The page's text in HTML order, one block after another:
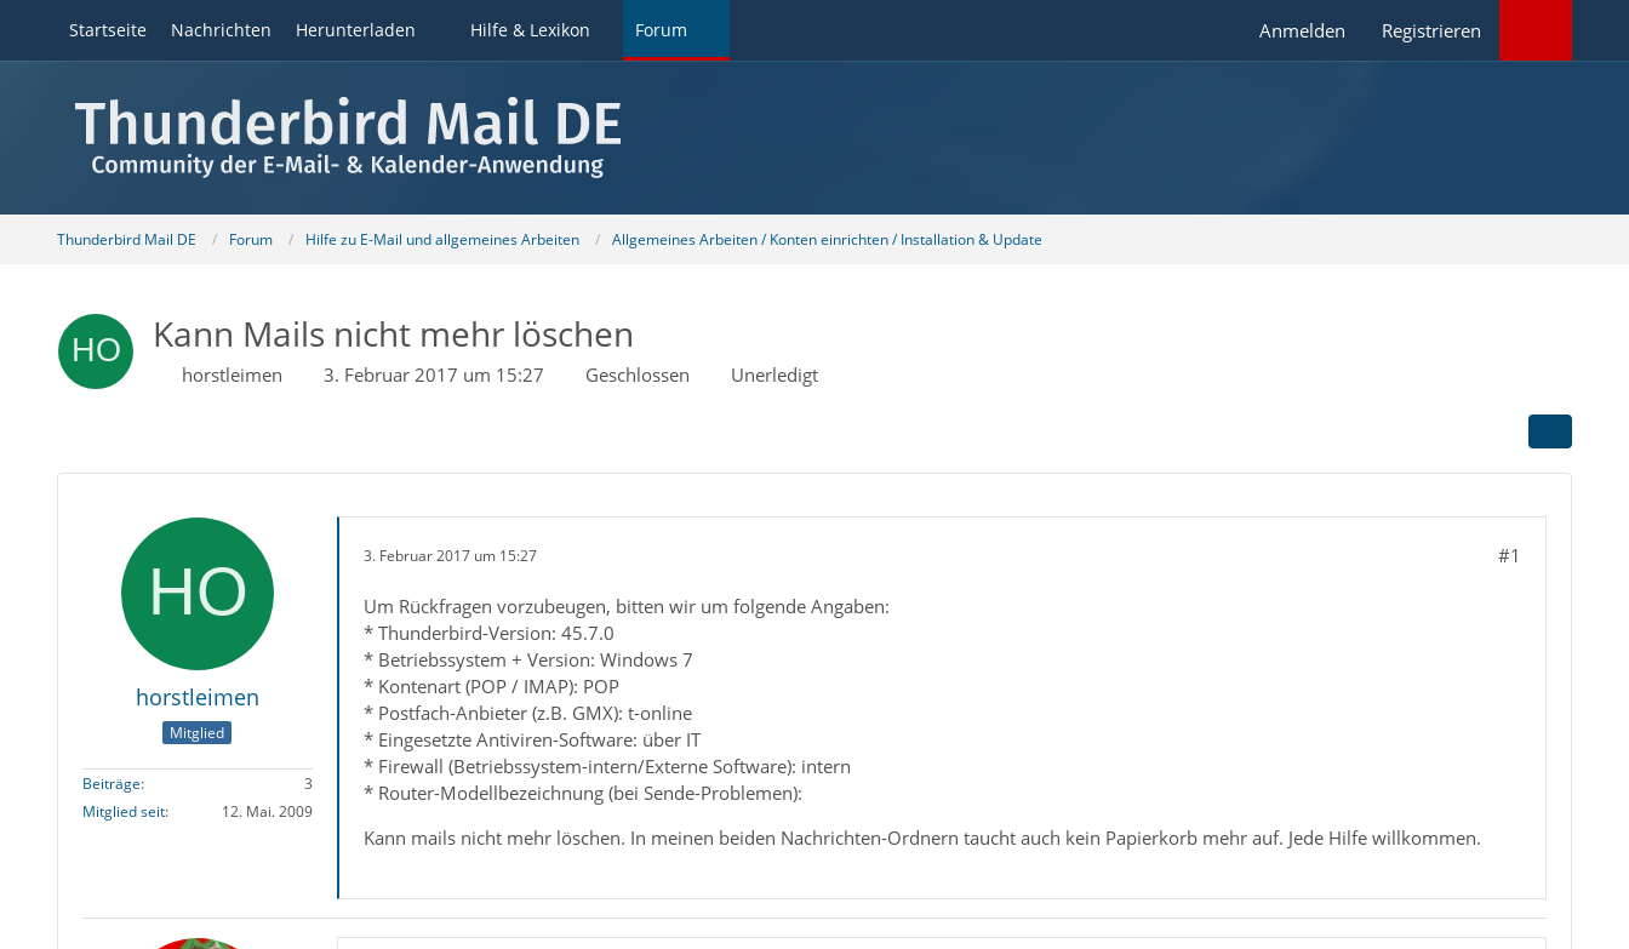
Startseite Nachrichten Herunterladen Hilfe & Lexikon Forum Anmelden Registrieren
Thunderbird Mail DE Forum Hilfe zu E-Mail und allgemeines Arbeiten Allgemeines Arbeiten / Konten einrichten / Installation & Update
Kann Mails nicht mehr löschen
horstleimen 3. Februar 2017 um 15:27 Geschlossen Unerledigt
horstleimen
Mitglied
Beiträge
3
Mitglied seit
12. Mai. 2009
3. Februar 2017 um 15:27 #1
Um Rückfragen vorzubeugen, bitten wir um folgende Angaben:
* Thunderbird-Version: 45.7.0
* Betriebssystem + Version: Windows 7
* Kontenart (POP / IMAP): POP
* Postfach-Anbieter (z.B. GMX): t-online
* Eingesetzte Antiviren-Software: über IT
* Firewall (Betriebssystem-intern/Externe Software): intern
* Router-Modellbezeichnung (bei Sende-Problemen):
Kann mails nicht mehr löschen. In meinen beiden Nachrichten-Ordnern taucht auch kein Papierkorb mehr auf. Jede Hilfe willkommen.